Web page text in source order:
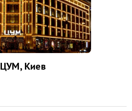
ЦУМ, Киев